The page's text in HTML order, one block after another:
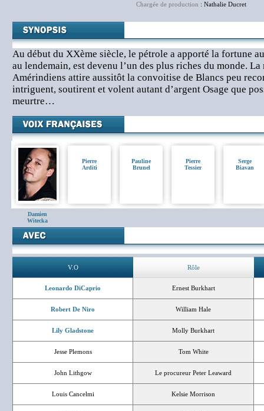
Chargée de production : Nathalie Ducret
Au début du XXème siècle, le pétrole a apporté la fortune
au lendemain, est devenu l’un des plus riches du monde. La
Amérindiens attire aussitôt la convoitise de Blancs peu
intriguent, soutirent et volent autant d’argent Osage que
meurtre…
Damien
Witecka
Pierre
Arditi
Pauline
Brunel
Pierre
Tessier
Serge
Biavan
V.O Rôle
Leonardo DiCaprio Ernest Burkhart
Robert De Niro William Hale
Lily Gladstone Molly Burkhart
Jesse Plemons Tom White
John Lithgow Le procureur Peter Leaward
Louis Cancelmi Kelsie Morrison